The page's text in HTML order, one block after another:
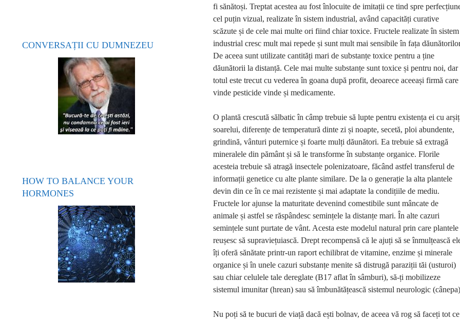
fi sănătoși. Treptat acestea au fost înlocuite de imitații ce tind spre
cel puțin vizual, realizate în sistem industrial, având capacități curative
scăzute și de cele mai multe ori fiind chiar toxice. Fructele realizate în sistem
industrial cresc mult mai repede și sunt mult mai sensibile în fața
De aceea sunt utilizate cantități mari de substanțe toxice pentru a ține
dăunătorii la distanță. Cele mai multe substanțe sunt toxice și pentru noi, dar
totul este trecut cu vederea în goana după profit, deoarece aceeași firmă care
vinde pesticide vinde și medicamente.
O plantă crescută sălbatic în câmp trebuie să lupte pentru existența ei cu
soarelui, diferențe de temperatură dinte zi și noapte, secetă, ploi abundente,
grindină, vânturi puternice și foarte mulți dăunători. Ea trebuie să extragă
mineralele din pământ și să le transforme în substanțe organice. Florile
acesteia trebuie să atragă insectele polenizatoare, făcând astfel transferul de
informații genetice cu alte plante similare. De la o generație la alta plantele
devin din ce în ce mai rezistente și mai adaptate la condițiile de mediu.
Fructele lor ajunse la maturitate devenind comestibile sunt mâncate de
animale și astfel se răspândesc semințele la distanțe mari. În alte cazuri
semințele sunt purtate de vânt. Acesta este modelul natural prin care plantele
reușesc să supraviețuiască. Drept recompensă că le ajuți să se înmulțească
îți oferă sănătate printr-un raport echilibrat de vitamine, enzime și minerale
organice și în unele cazuri substanțe menite să distrugă paraziții tăi (usturoi)
sau chiar celulele tale dereglate (B17 aflat în sâmburi), să-ți mobilizeze
sistemul imunitar (hrean) sau să îmbunătățească sistemul neurologic
Nu poți să te bucuri de viață dacă ești bolnav, de aceea vă rog să faceți tot ce
CONVERSAȚII CU DUMNEZEU
HOW TO BALANCE YOUR
HORMONES